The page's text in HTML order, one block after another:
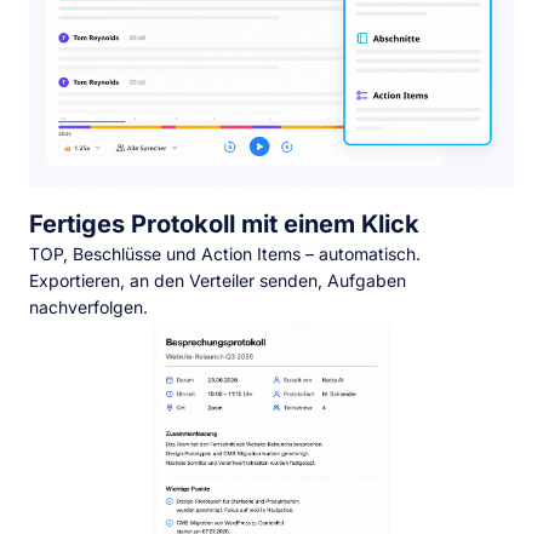
Fertiges Protokoll mit einem Klick
TOP, Beschlüsse und Action Items – automatisch.
Exportieren, an den Verteiler senden, Aufgaben
nachverfolgen.